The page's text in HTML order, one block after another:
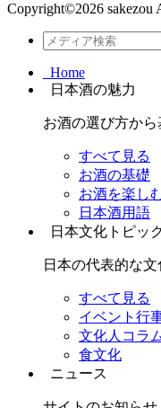
Copyright©2026 sakezou
Home
日本酒の魅力
お酒の選び方か
すべて見る
お酒の基礎
お酒を楽し
日本酒用語
日本文化トピッ
日本の代表的な
すべて見る
イベント行
文化人コラ
食文化
ニュース